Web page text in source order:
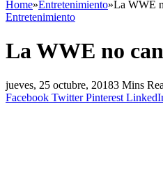
Home»Entretenimiento»La WWE
Entretenimiento
La WWE no
jueves, 25 octubre, 20183 Mins
Facebook Twitter Pinterest